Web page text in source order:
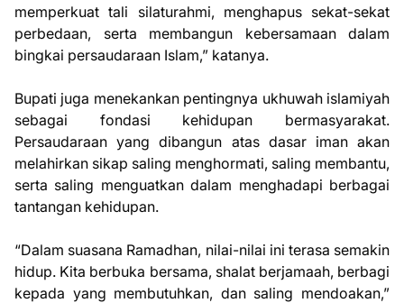
memperkuat tali silaturahmi, menghapus sekat-sekat
perbedaan, serta membangun kebersamaan dalam
bingkai persaudaraan Islam,” katanya.
Bupati juga menekankan pentingnya ukhuwah islamiyah
sebagai fondasi kehidupan bermasyarakat.
Persaudaraan yang dibangun atas dasar iman akan
melahirkan sikap saling menghormati, saling membantu,
serta saling menguatkan dalam menghadapi berbagai
tantangan kehidupan.
“Dalam suasana Ramadhan, nilai-nilai ini terasa semakin
hidup. Kita berbuka bersama, shalat berjamaah, berbagi
kepada yang membutuhkan, dan saling mendoakan,”